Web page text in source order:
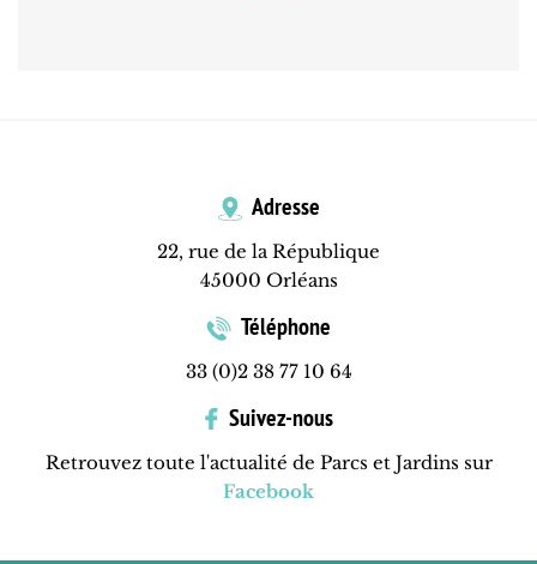
Adresse
22, rue de la République
45000 Orléans
Téléphone
33 (0)2 38 77 10 64
Suivez-nous
Retrouvez toute l'actualité de Parcs et Jardins sur
Facebook